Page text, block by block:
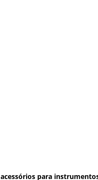
acessórios para